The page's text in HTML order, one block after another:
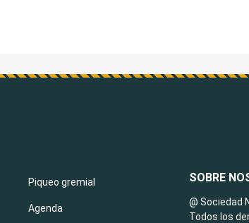
Piqueo gremial
Agenda
SOBRE
@ Sociedad
Todos los